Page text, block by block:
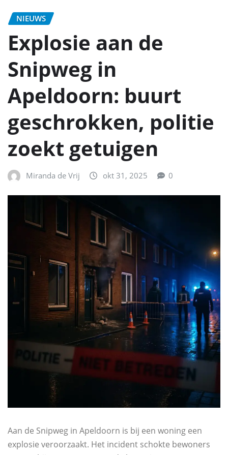
NIEUWS
Explosie aan de
Snipweg in
Apeldoorn: buurt
geschrokken, politie
zoekt getuigen
Miranda de Vrij okt 31, 2025 0
Aan de Snipweg in Apeldoorn is bij een woning een
explosie veroorzaakt. Het incident schokte bewoners